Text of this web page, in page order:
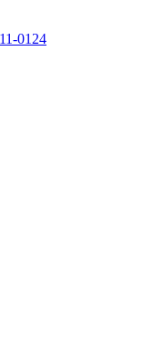
0124